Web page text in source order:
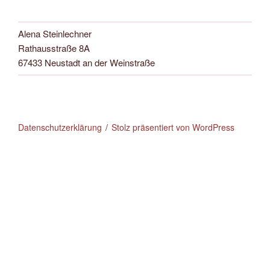
Alena Steinlechner
Rathausstraße 8A
67433 Neustadt an der Weinstraße
Datenschutzerklärung Stolz präsentiert von WordPress